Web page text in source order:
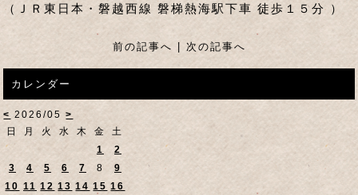
（ＪＲ東日本・磐越西線 磐梯熱海駅下車 徒歩１５分 ）
前の記事へ 次の記事へ
カレンダー
< 2026/05>
日
月 火 水 木 金
土
1
2
3
4 5 6 7 8
9
10 11 12 13 14 15 16